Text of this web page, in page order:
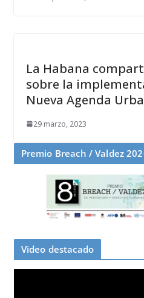
La Habana
sobre la
Nueva Agenda
29 marzo, 2023
Premio Breach / Valdez
Video destacado